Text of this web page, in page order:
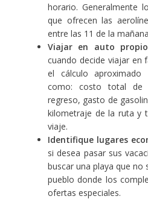
horario. Generalmente
que ofrecen las
entre las 11 de la
Viajar en auto
cuando decide viajar en
el cálculo
como: costo total
regreso, gasto de
kilometraje de la ruta y
viaje.
Identifique lugares
si desea pasar sus
buscar una playa que no
pueblo donde los
ofertas especiales.